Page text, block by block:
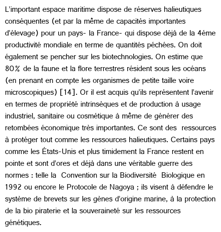
L’important espace maritime dispose de réserves halieutiques
conséquentes (et par la même de capacités importantes
d’élevage) pour un pays- la France- qui dispose déjà de la 4éme
productivité mondiale en terme de quantités péchées. On doit
également se pencher sur les biotechnologies. On estime que
80% de la faune et la flore terrestres résident sous les océans
(en prenant en compte les organismes de petite taille voire
microscopiques) [14]. Or il est acquis qu’ils représentent l’avenir
en termes de propriété intrinsèques et de production à usage
industriel, sanitaire ou cosmétique à même de générer des
retombées économique très importantes. Ce sont des ressources
à protéger tout comme les ressources halieutiques. Certains pays
comme les États-Unis et plus timidement la France restent en
pointe et sont d’ores et déjà dans une véritable guerre des
normes : telle la Convention sur la Biodiversité Biologique en
1992 ou encore le Protocole de Nagoya ; ils visent à défendre le
système de brevets sur les gènes d’origine marine, à la protection
de la bio piraterie et la souveraineté sur les ressources
génétiques.